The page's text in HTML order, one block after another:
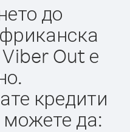
до
Out е
кредити
да: